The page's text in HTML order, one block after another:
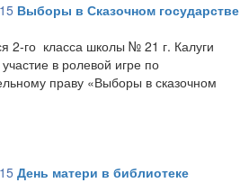
Выборы в Сказочном государстве
2-го класса школы № 21 г. Калуги
в ролевой игре по
праву «Выборы в сказочном
День матери в библиотеке